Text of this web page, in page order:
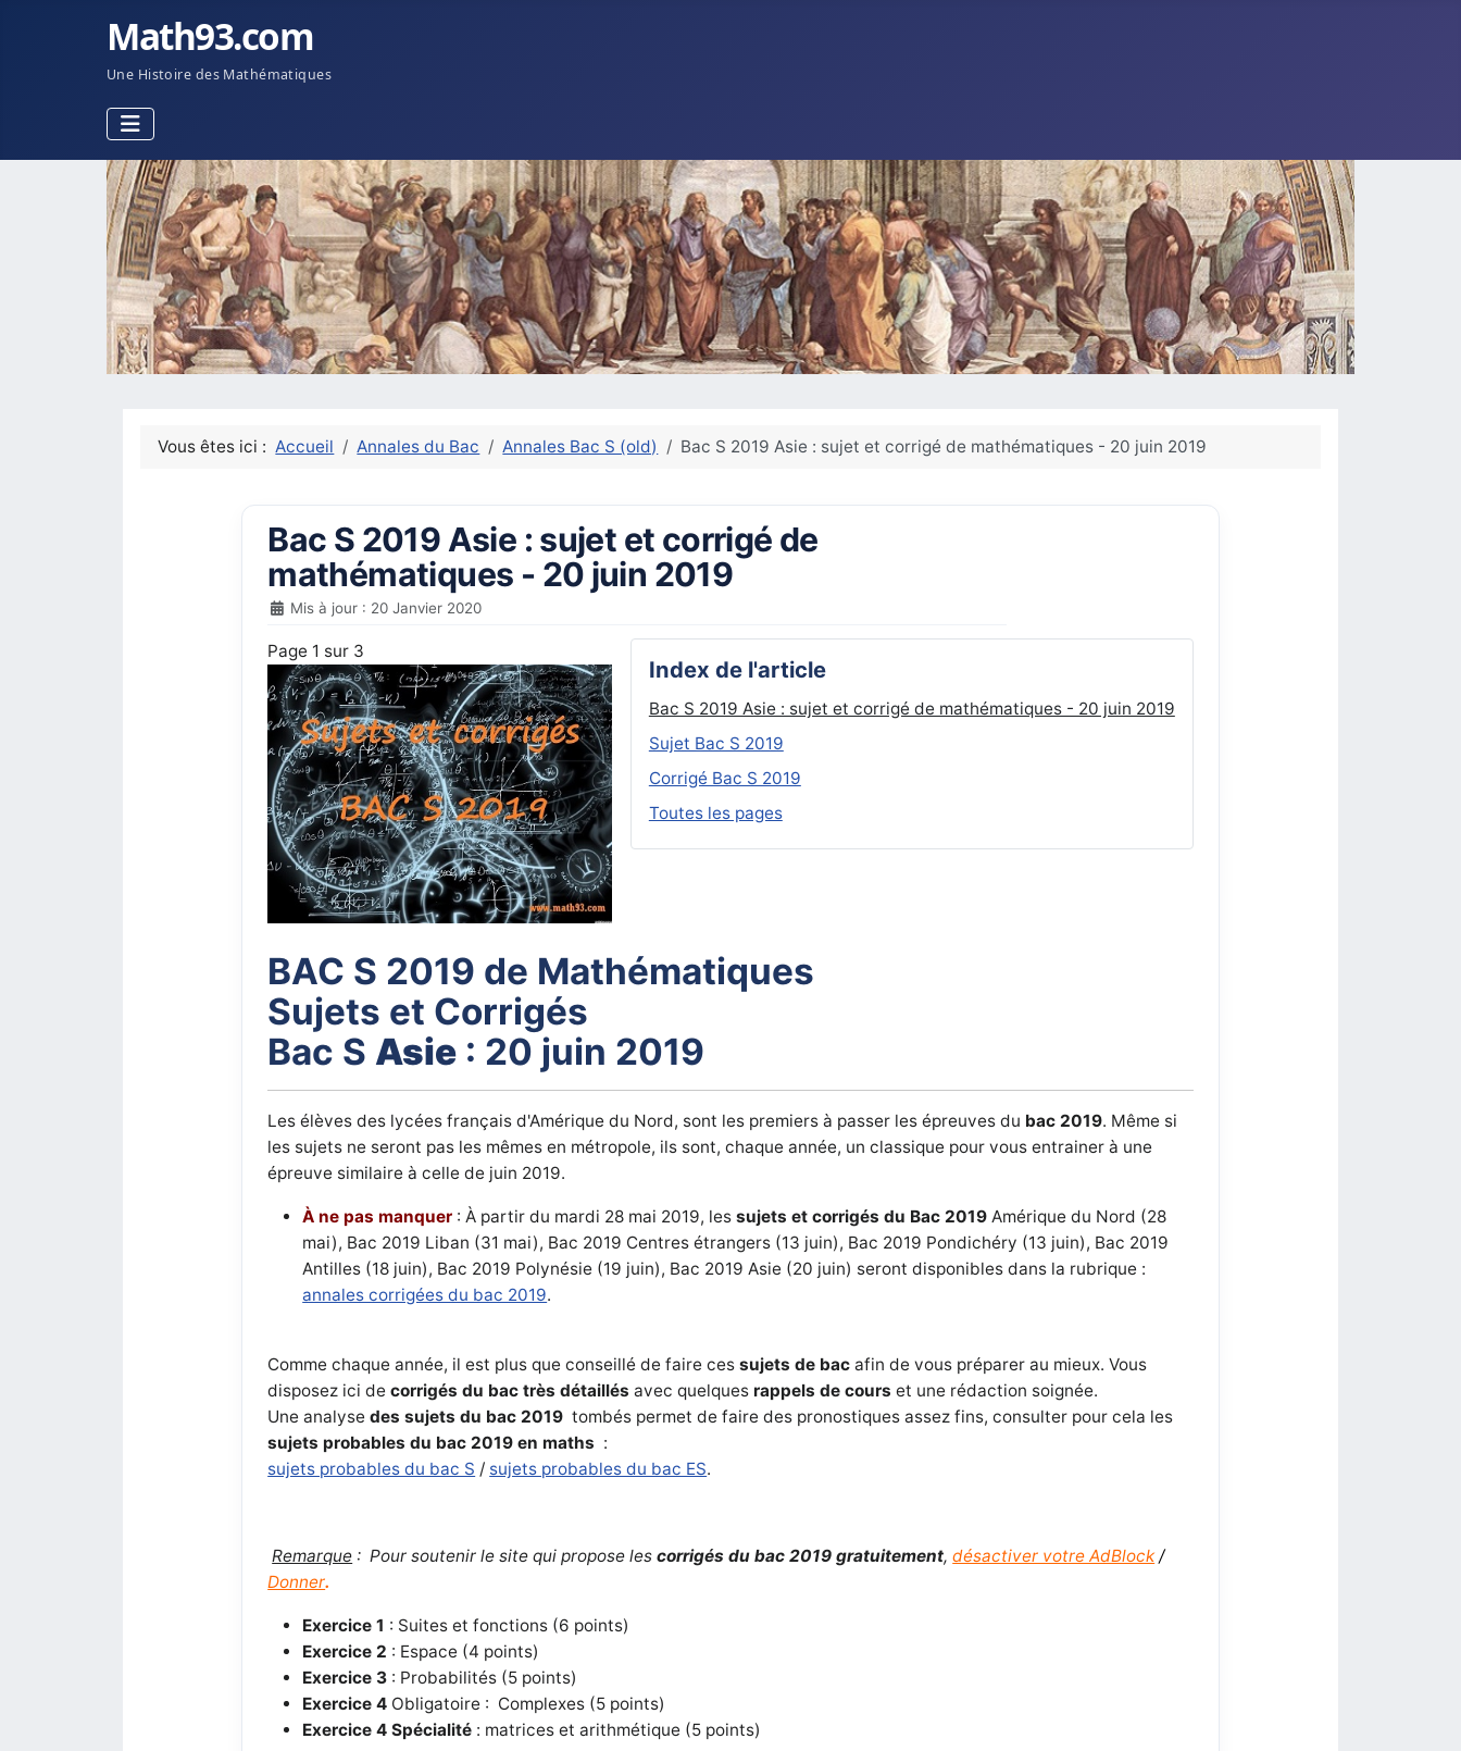
Math93.com
Une Histoire des Mathématiques
Vous êtes ici :Accueil Annales du Bac Annales Bac S (old) Bac S 2019 Asie : sujet et corrigé de mathématiques - 20 juin 2019
Bac S 2019 Asie : sujet et corrigé de
mathématiques - 20 juin 2019
Mis à jour : 20 Janvier 2020
Index de l'article
Bac S 2019 Asie : sujet et corrigé de mathématiques - 20 juin 2019
Sujet Bac S 2019
Corrigé Bac S 2019
Toutes les pages
Page 1 sur 3
BAC S 2019 de Mathématiques
Sujets et Corrigés
Bac S Asie : 20 juin 2019
Les élèves des lycées français d'Amérique du Nord, sont les premiers à passer les épreuves du bac 2019. Même si
les sujets ne seront pas les mêmes en métropole, ils sont, chaque année, un classique pour vous entrainer à une
épreuve similaire à celle de juin 2019.
À ne pas manquer : À partir du mardi 28 mai 2019, lessujets et corrigés du Bac 2019 Amérique du Nord (28
mai), Bac 2019 Liban (31 mai), Bac 2019 Centres étrangers (13 juin), Bac 2019 Pondichéry (13 juin), Bac 2019
Antilles (18 juin), Bac 2019 Polynésie (19 juin), Bac 2019 Asie (20 juin) seront disponibles dans la rubrique :
annales corrigées du bac 2019.
Comme chaque année, il est plus que conseillé de faire cessujets de bac afin de vous préparer au mieux. Vous
disposez ici decorrigés du bac très détaillés avec quelques rappels de cours et une rédaction soignée.
Une analysedes sujets du bac 2019 tombés permet de faire des pronostiques assez fins, consulter pour cela les
sujets probables du bac 2019 en maths :
sujets probables du bac S / sujets probables du bac ES.
Remarque :Pour soutenir le site qui propose lescorrigés du bac 2019 gratuitement,désactiver votre AdBlock /
Donner.
Exercice 1 : Suites et fonctions (6 points)
Exercice 2 : Espace (4 points)
Exercice 3 : Probabilités (5 points)
Exercice 4 Obligatoire : Complexes (5 points)
Exercice 4 Spécialité : matrices et arithmétique (5 points)